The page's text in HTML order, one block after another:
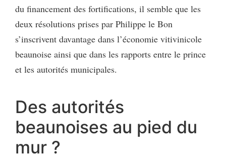
du financement des fortifications, il semble que les
deux résolutions prises par Philippe le Bon
s’inscrivent davantage dans l’économie vitivinicole
beaunoise ainsi que dans les rapports entre le prince
et les autorités municipales.
Des autorités
beaunoises au pied du
mur ?